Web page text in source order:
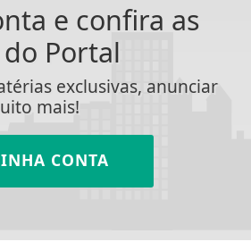
e confira as
Portal
exclusivas, anunciar
mais!
CONTA